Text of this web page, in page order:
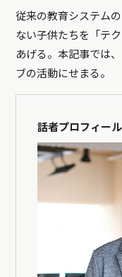
従来の教育システム
ない子供たちを「テ
あげる。本記事では
ブの活動にせまる。
話者プロフィー